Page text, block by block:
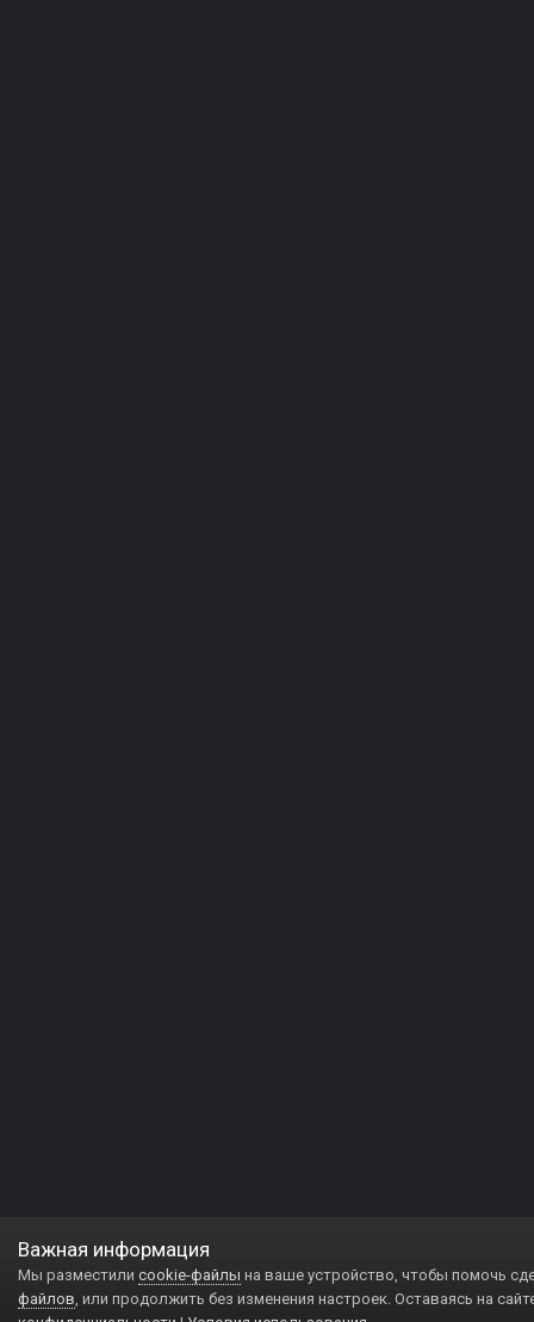
Важная информация
Мы разместили cookie-файлы на ваше устройство, чтобы помочь
файлов, или продолжить без изменения настроек. Оставаясь на